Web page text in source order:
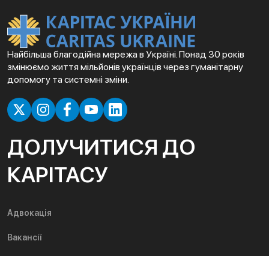
Найбільша благодійна мережа в Україні. Понад 30 років
змінюємо життя мільйонів українців через гуманітарну
допомогу та системні зміни.
ДОЛУЧИТИСЯ ДО
КАРІТАСУ
Адвокація
Вакансії